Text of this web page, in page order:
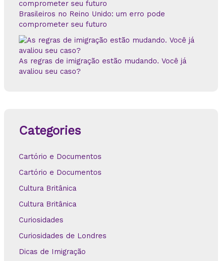
Brasileiros no Reino Unido: um erro pode
comprometer seu futuro
As regras de imigração estão mudando. Você já
avaliou seu caso?
Categories
Cartório e Documentos
Cartório e Documentos
Cultura Britânica
Cultura Britânica
Curiosidades
Curiosidades de Londres
Dicas de Imigração